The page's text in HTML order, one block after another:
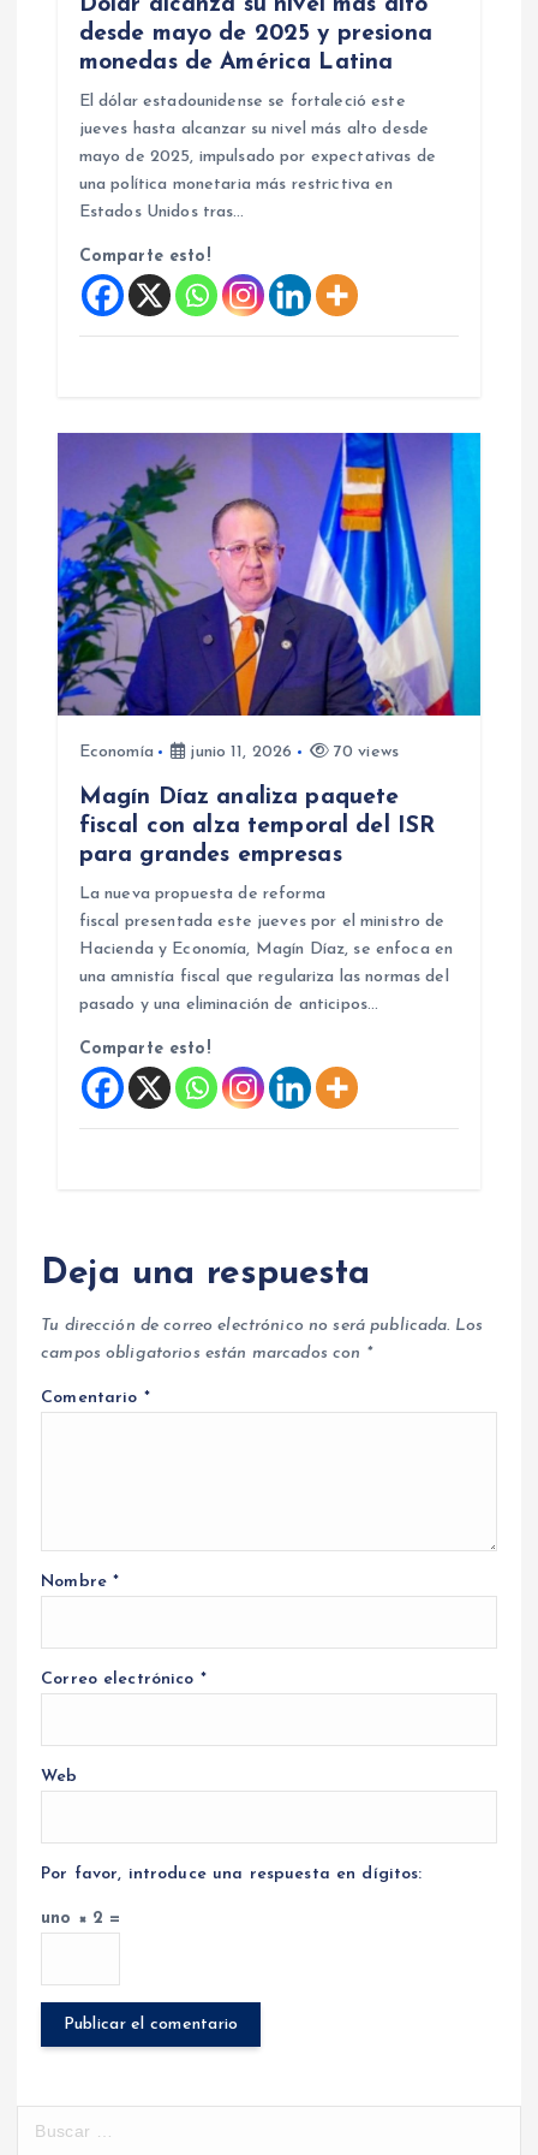
desde mayo de 2025 y presiona
monedas de América Latina
El dólar estadounidense se fortaleció este
jueves hasta alcanzar su nivel más alto desde
mayo de 2025, impulsado por expectativas de
una política monetaria más restrictiva en
Estados Unidos tras…
Comparte esto!
Economía junio 11, 2026 70 views
Magín Díaz analiza paquete
fiscal con alza temporal del ISR
para grandes empresas
La nueva propuesta de reforma
fiscal presentada este jueves por el ministro de
Hacienda y Economía, Magín Díaz, se enfoca en
una amnistía fiscal que regulariza las normas del
pasado y una eliminación de anticipos…
Comparte esto!
Deja una respuesta
Tu dirección de correo electrónico no será publicada. Los
campos obligatorios están marcados con *
Comentario *
Nombre*
Correo electrónico *
Web
Por favor, introduce una respuesta en dígitos:
uno × 2 =